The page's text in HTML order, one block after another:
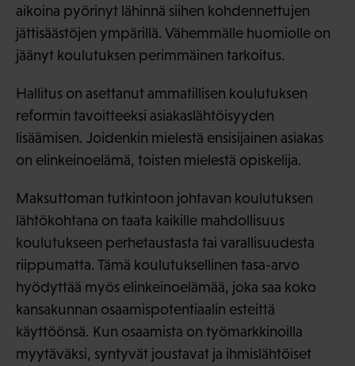
aikoina pyörinyt lähinnä siihen kohdennettujen
jättisäästöjen ympärillä. Vähemmälle huomiolle on
jäänyt koulutuksen perimmäinen tarkoitus.
Hallitus on asettanut ammatillisen koulutuksen
reformin tavoitteeksi asiakaslähtöisyyden
lisäämisen. Joidenkin mielestä ensisijainen asiakas
on elinkeinoelämä, toisten mielestä opiskelija.
Maksuttoman tutkintoon johtavan koulutuksen
lähtökohtana on taata kaikille mahdollisuus
koulutukseen perhetaustasta tai varallisuudesta
riippumatta. Tämä koulutuksellinen tasa-arvo
hyödyttää myös elinkeinoelämää, joka saa koko
kansakunnan osaamispotentiaalin esteittä
käyttöönsä. Kun osaamista on työmarkkinoilla
myytäväksi, syntyvät joustavat ja ihmislähtöiset